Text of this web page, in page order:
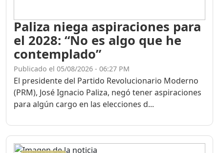
el 2028: “No es algo que he
contemplado”
Publicado el 05/08/2026 - 06:27 PM
El presidente del Partido Revolucionario Moderno
(PRM), José Ignacio Paliza, negó tener aspiraciones
para algún cargo en las elecciones d...
Deportes